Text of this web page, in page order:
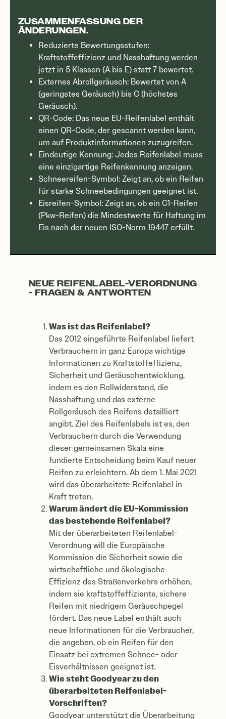
ZUSAMMENFASSUNG DER
ÄNDERUNGEN.
Reduzierte Bewertungsstufen:
Kraftstoffeffizienz und Nasshaftung werden
jetzt in 5 Klassen (A bis E) statt 7 bewertet.
Externes Abrollgeräusch: Bewertet von A
(geringstes Geräusch) bis C (höchstes
Geräusch).
QR-Code: Das neue EU-Reifenlabel enthält
einen QR-Code, der gescannt werden kann,
um auf Produktinformationen zuzugreifen.
Eindeutige Kennung: Jedes Reifenlabel muss
eine einzigartige Reifenkennung anzeigen.
Schneereifen-Symbol: Zeigt an, ob ein Reifen
für starke Schneebedingungen geeignet ist.
Eisreifen-Symbol: Zeigt an, ob ein C1-Reifen
(Pkw-Reifen) die Mindestwerte für Haftung im
Eis nach der neuen ISO-Norm 19447 erfüllt.
NEUE REIFENLABEL-VERORDNUNG
- FRAGEN & ANTWORTEN
Was ist das Reifenlabel?
Das 2012 eingeführte Reifenlabel liefert
Verbrauchern in ganz Europa wichtige
Informationen zu Kraftstoffeffizienz,
Sicherheit und Geräuschentwicklung,
indem es den Rollwiderstand, die
Nasshaftung und das externe
Rollgeräusch des Reifens detailliert
angibt. Ziel des Reifenlabels ist es, den
Verbrauchern durch die Verwendung
dieser gemeinsamen Skala eine
fundierte Entscheidung beim Kauf neuer
Reifen zu erleichtern. Ab dem 1. Mai 2021
wird das überarbeitete Reifenlabel in
Kraft treten.
Warum ändert die EU-Kommission
das bestehende Reifenlabel?
Mit der überarbeiteten Reifenlabel-
Verordnung will die Europäische
Kommission die Sicherheit sowie die
wirtschaftliche und ökologische
Effizienz des Straßenverkehrs erhöhen,
indem sie kraftstoffeffiziente, sichere
Reifen mit niedrigem Geräuschpegel
fördert. Das neue Label enthält auch
neue Informationen für die Verbraucher,
die angeben, ob ein Reifen für den
Einsatz bei extremen Schnee- oder
Eisverhältnissen geeignet ist.
Wie steht Goodyear zu den
überarbeiteten Reifenlabel-
Vorschriften?
Goodyear unterstützt die Überarbeitung